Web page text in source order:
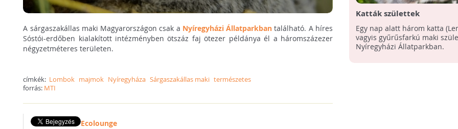
A sárgaszakállas maki Magyarországon csak a Nyíregyházi Állatparkban található. A híres
Sóstói-erdőben kialakított intézményben ötszáz faj ötezer példánya él a háromszázezer
négyzetméteres területen.
címkék: Lombok majmok Nyíregyháza Sárgaszakállas maki természetes
forrás: MTI
Ecolounge
Katták születtek
Egy nap alatt három katta
vagyis gyűrűsfarkú maki
Nyíregyházi Állatparkban.